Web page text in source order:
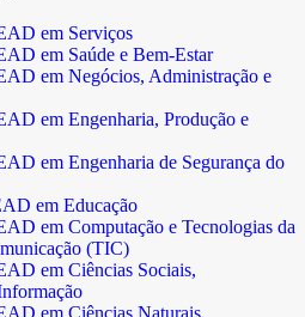
em Serviços
em Saúde e Bem-Estar
em Negócios, Administração e
em Engenharia, Produção e
em Engenharia de Segurança do
em Educação
em Computação e Tecnologias da
(TIC)
em Ciências Sociais,
em Ciências Naturais,